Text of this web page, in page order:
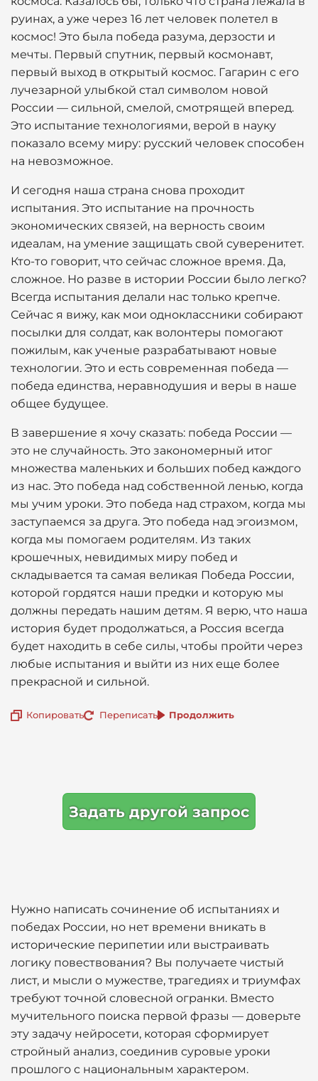
руинах, а уже через 16 лет человек полетел в
космос! Это была победа разума, дерзости и
мечты. Первый спутник, первый космонавт,
первый выход в открытый космос. Гагарин с его
лучезарной улыбкой стал символом новой
России — сильной, смелой, смотрящей вперед.
Это испытание технологиями, верой в науку
показало всему миру: русский человек способен
на невозможное.
И сегодня наша страна снова проходит
испытания. Это испытание на прочность
экономических связей, на верность своим
идеалам, на умение защищать свой суверенитет.
Кто-то говорит, что сейчас сложное время. Да,
сложное. Но разве в истории России было легко?
Всегда испытания делали нас только крепче.
Сейчас я вижу, как мои одноклассники собирают
посылки для солдат, как волонтеры помогают
пожилым, как ученые разрабатывают новые
технологии. Это и есть современная победа —
победа единства, неравнодушия и веры в наше
общее будущее.
В завершение я хочу сказать: победа России —
это не случайность. Это закономерный итог
множества маленьких и больших побед каждого
из нас. Это победа над собственной ленью, когда
мы учим уроки. Это победа над страхом, когда мы
заступаемся за друга. Это победа над эгоизмом,
когда мы помогаем родителям. Из таких
крошечных, невидимых миру побед и
складывается та самая великая Победа России,
которой гордятся наши предки и которую мы
должны передать нашим детям. Я верю, что наша
история будет продолжаться, а Россия всегда
будет находить в себе силы, чтобы пройти через
любые испытания и выйти из них еще более
прекрасной и сильной.
Копировать Переписать Продолжить
Задать другой запрос
Нужно написать сочинение об испытаниях и
победах России, но нет времени вникать в
исторические перипетии или выстраивать
логику повествования? Вы получаете чистый
лист, и мысли о мужестве, трагедиях и триумфах
требуют точной словесной огранки. Вместо
мучительного поиска первой фразы — доверьте
эту задачу нейросети, которая сформирует
стройный анализ, соединив суровые уроки
прошлого с национальным характером.